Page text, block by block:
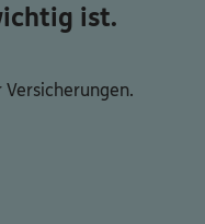
ist.